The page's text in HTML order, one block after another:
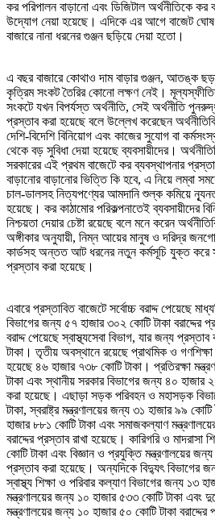
কর পরিপালন বাড়ানো এবং ডিজিটাল অর্থনীতিকে
উদ্যোগ নেয়া হয়েছে। এদিকে এর আগে বাজেট
বাজারে নানা ধরনের গুঞ্জন ছড়িয়ে দেয়া হতো।
এ বছর বাজারে কোথাও দাম বাড়ার গুঞ্জন, আতঙ্ক
কৃত্রিম সংকট তৈরির কোনো লক্ষণ নেই। মূল্যস্ফীতির
সংকটে যখন বিপর্যস্ত অর্থনীতি, সেই অর্থনীতি
প্রস্তাব করা হয়েছে বলে উল্লেখ করেছেন
দেশি-বিদেশি বিনিয়োগ এবং কাজের সুযোগ বা
থেকে বড় সুবিধা দেয়া হয়েছে ব্যবসায়ীদের।
সরকারের এই প্রথম বাজেটে কর ব্যবস্থাপনার
বাড়ানোর বাড়ানোর ভিত্তি কি হবে, এ নিয়ে লম্বা
চাল-ডালসহ নিত্যপণ্যের আমদানি শুল্ক কমিয়ে
হয়েছে। কর কাঠামোর পরিকল্পনাতেই ব্যবসায়ীদের
নিশ্চয়তা দেয়ার চেষ্টা রয়েছে বলে মনে করেন
অঙ্গীকার অনুযায়ী, নিম্ন আয়ের মানুষ ও দরিদ্র
কার্ডসহ অন্তত আট ধরনের নতুন কর্মসূচি যুক্ত করে
প্রস্তাব করা হয়েছে।
এবারে প্রস্তাবিত বাজেটে সর্বোচ্চ বরাদ্দ পেয়েছে
বিভাগের জন্য ৫৭ হাজার ৩০২ কোটি টাকা বরাদ্দের
বরাদ্দ পেয়েছে স্বাস্থ্যসেবা বিভাগ, যার জন্য
টাকা। তৃতীয় অবস্থানে রয়েছে প্রাথমিক ও গণশিক্ষা
হয়েছে ৪৬ হাজার ৭৩৮ কোটি টাকা। প্রতিরক্ষা
টাকা এবং স্থানীয় সরকার বিভাগের জন্য ৪০ হাজার
করা হয়েছে। এছাড়া সড়ক পরিবহন ও মহাসড়ক
টাকা, স্বরাষ্ট্র মন্ত্রণালয়ের জন্য ৩১ হাজার ৯৯
হাজার ৮৮১ কোটি টাকা এবং সমাজকল্যাণ
বরাদ্দের প্রস্তাব রাখা হয়েছে। কারিগরি ও
কোটি টাকা এবং বিজ্ঞান ও প্রযুক্তি মন্ত্রণালয়ের
প্রস্তাব করা হয়েছে। অন্যদিকে বিদ্যুৎ বিভাগের
স্বাস্থ্য শিক্ষা ও পরিবার কল্যাণ বিভাগের জন্য ১৩
মন্ত্রণালয়ের জন্য ১০ হাজার ৫৩৩ কোটি টাকা এবং
মন্ত্রণালয়ের জন্য ১০ হাজার ৫০ কোটি টাকা